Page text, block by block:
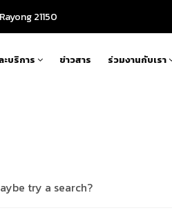
21150
บริการ ข่าวสาร ร่วมงานกับเรา
try a search?